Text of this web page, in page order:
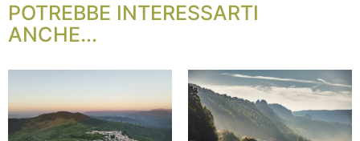
POTREBBE INTERESSARTI
ANCHE...